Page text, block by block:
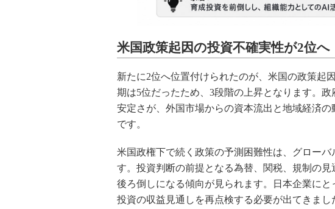
米国政策起因の投資不確実性が2位へ
新たに2位へ位置付けられたのが、米国の政策起
期は5位だったため、3段階の上昇となります。
安定さが、外国市場からの資本流出と地域経済
です。
米国政権下で続く政策の予測困難性は、グロー
す。投資判断の前提となる為替、関税、規制の
後ろ倒しになる傾向が見られます。日本企業に
投資の収益見通しを再点検する必要が出てきまし